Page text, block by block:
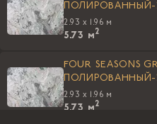
ПОЛИРОВАННЫЙ-
2.93 x 1.96 м
5.73 м2
FOUR SEASONS
ПОЛИРОВАННЫЙ-
2.93 x 1.96 м
5.73 м2